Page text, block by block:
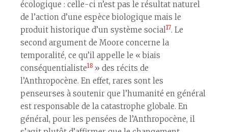
écologique : celle-ci n’est pas le résultat naturel
de l’action d’une espèce biologique mais le
produit historique d’un système social17. Le
second argument de Moore concerne la
temporalité, ce qu’il appelle le « biais
conséquentialiste18 » des récits de
l’Anthropocène. En effet, rares sont les
penseur·ses à soutenir que l’humanité en général
est responsable de la catastrophe globale. En
général, pour les pensées de l’Anthropocène, il